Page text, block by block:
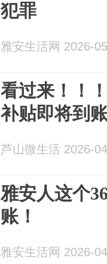
犯罪
雅安生活网 2026-
看过来！！
补贴即将到
芦山微生活 2026-
雅安人这个
账！
雅安生活网 2026-